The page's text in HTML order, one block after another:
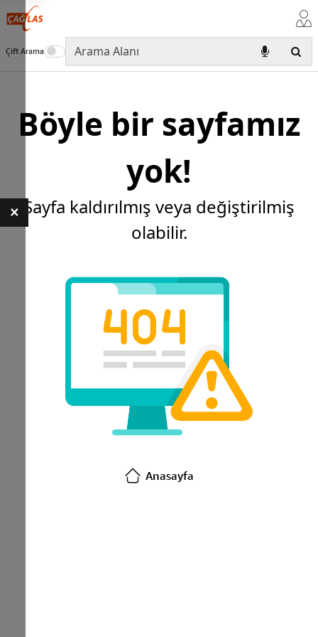
Çift Arama
Böyle bir sayfamız
yok!
Sayfa kaldırılmış veya değiştirilmiş
olabilir.
Anasayfa
×